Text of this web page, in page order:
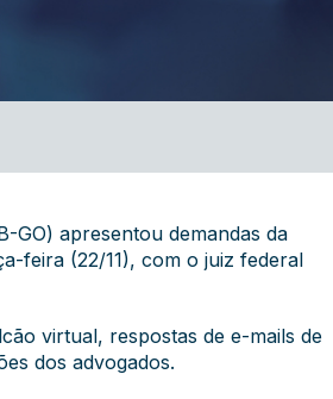
GO) apresentou demandas da
feira (22/11), com o juiz federal
virtual, respostas de e-mails de
dos advogados.